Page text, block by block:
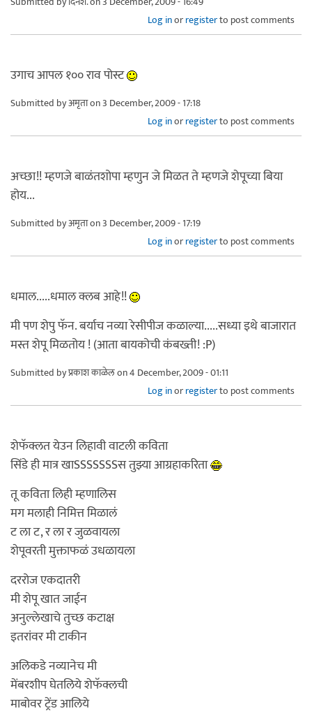
Log inorregisterto post comments
उगाच आपल १०० राव पोस्ट
Submitted byअमृताon 3 December, 2009 - 17:18
Log inorregisterto post comments
अच्छा!! म्हणजे बाळंतशोपा म्हणुन जे मिळत ते म्हणजे शेपूच्या बिया
होय...
Submitted byअमृताon 3 December, 2009 - 17:19
Log inorregisterto post comments
धमाल.....धमाल क्लब आहे!!
मी पण शेपु फॅन. बर्याच नव्या रेसीपीज कळाल्या.....सध्या इथे बाजारात
मस्त शेपू मिळतोय ! (आता बायकोची कंबख्ती! :P)
Submitted byप्रकाश काळेलon 4 December, 2009 - 01:11
Log inorregisterto post comments
शेफॅक्लत येउन लिहावी वाटली कविता
सिंडे ही मात्र खाSSSSSSSस तुझ्या आग्रहाकरिता
तू कविता लिही म्हणालिस
मग मलाही निमित्त मिळालं
ट ला ट, र ला र जुळवायला
शेपूवरती मुक्ताफळं उधळायला
दररोज एकदातरी
मी शेपू खात जाईन
अनुल्लेखाचे तुच्छ कटाक्ष
इतरांवर मी टाकीन
अलिकडे नव्यानेच मी
मेंबरशीप घेतलिये शेफॅक्लची
माबोवर ट्रेंड आलिये